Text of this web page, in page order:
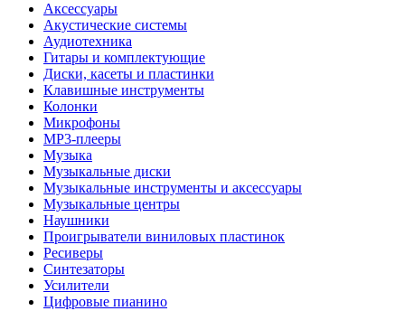
Аксессуары
Акустические системы
Аудиотехника
Гитары и комплектующие
Диски, касеты и пластинки
Клавишные инструменты
Колонки
Микрофоны
МР3-плееры
Музыка
Музыкальные диски
Музыкальные инструменты и аксессуары
Музыкальные центры
Наушники
Проигрыватели виниловых пластинок
Ресиверы
Синтезаторы
Усилители
Цифровые пианино